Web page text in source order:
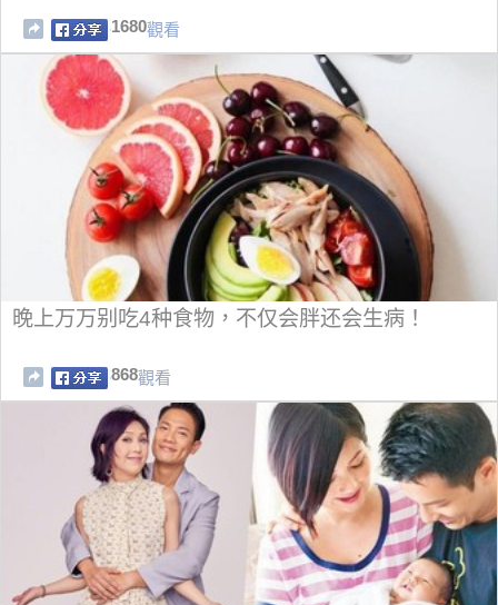
1680觀看
晚上万万别吃4种食物，不仅会胖还会生病！
868觀看